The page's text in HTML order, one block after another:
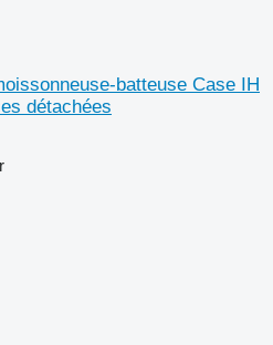
batteuse Case IH
détachées